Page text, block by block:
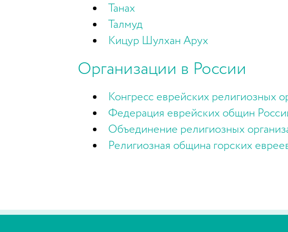
Танах
Талмуд
Кицур Шулхан Арух
Организации в России
Конгресс еврейских религиозных
Федерация еврейских общин
Объединение религиозных
Религиозная община горских